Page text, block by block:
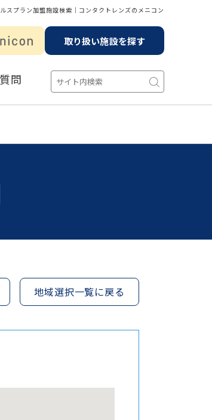
スプラン加盟施設検索│コンタクトレンズのメニコン
取り扱い施設を探す
問
地域選択一覧に戻る